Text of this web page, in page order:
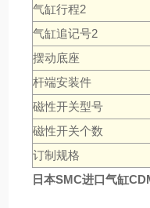
气缸行程2
气缸追记号2
摆动底座
杆端安装件
磁性开关型号
磁性开关个数
订制规格
日本SMC进口气缸